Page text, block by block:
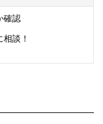
確認
談！